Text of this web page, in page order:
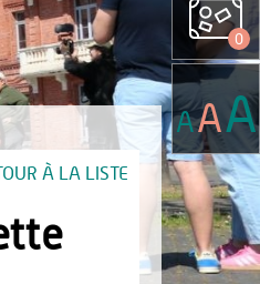
À LA LISTE
0
AAA